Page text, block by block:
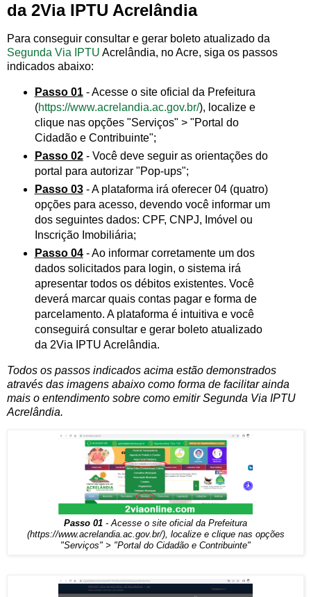
da 2Via IPTU Acrelândia
Para conseguir consultar e gerar boleto atualizado da
Segunda Via IPTU Acrelândia, no Acre, siga os passos
indicados abaixo:
Passo 01- Acesse o site oficial da Prefeitura
(https://www.acrelandia.ac.gov.br/), localize e
clique nas opções "Serviços" > "Portal do
Cidadão e Contribuinte";
Passo 02- Você deve seguir as orientações do
portal para autorizar "Pop-ups";
Passo 03- A plataforma irá oferecer 04 (quatro)
opções para acesso, devendo você informar um
dos seguintes dados: CPF, CNPJ, Imóvel ou
Inscrição Imobiliária;
Passo 04- Ao informar corretamente um dos
dados solicitados para login, o sistema irá
apresentar todos os débitos existentes. Você
deverá marcar quais contas pagar e forma de
parcelamento. A plataforma é intuitiva e você
conseguirá consultar e gerar boleto atualizado
da 2Via IPTU Acrelândia.
Todos os passos indicados acima estão demonstrados
através das imagens abaixo como forma de facilitar ainda
mais o entendimento sobre como emitir Segunda Via IPTU
Acrelândia.
Passo 01 - Acesse o site oficial da Prefeitura
(https://www.acrelandia.ac.gov.br/), localize e clique nas opções
"Serviços" > "Portal do Cidadão e Contribuinte"